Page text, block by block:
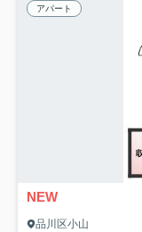
アパート
NEW
品川区小山